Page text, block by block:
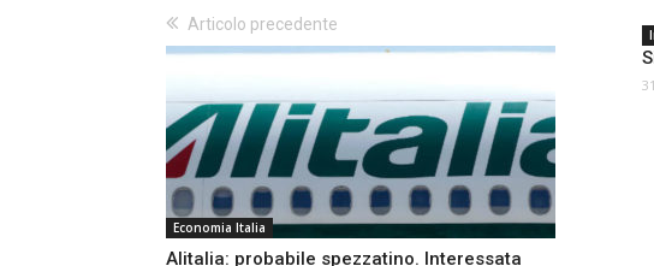
Articolo precedente
Economia Italia
Alitalia: probabile spezzatino. Interessata